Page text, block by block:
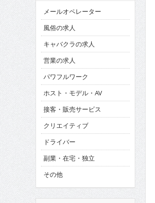
メールオペレーター
風俗の求人
キャバクラの求人
営業の求人
パワフルワーク
ホスト・モデル・AV
接客・販売サービス
クリエイティブ
ドライバー
副業・在宅・独立
その他